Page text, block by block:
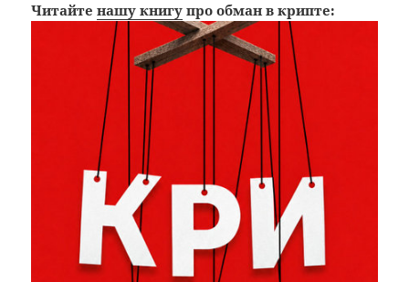
Читайтенашу книгу про обман в крипте: